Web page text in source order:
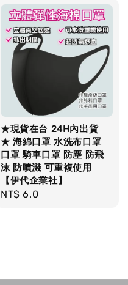
★現貨在台 24H內出貨
★ 海綿口罩 水洗布口罩
口罩 騎車口罩 防塵 防飛
沫 防噴濺 可重複使用
【伊代企業社】
Regular
NT$ 6.0